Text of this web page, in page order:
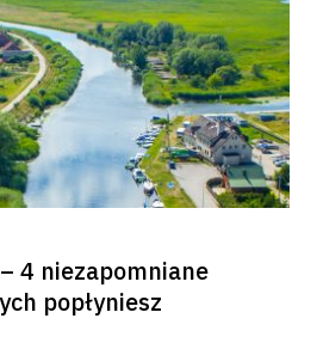
4 niezapomniane
popłyniesz